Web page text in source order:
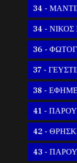
34 -
34 -
36 -
37 -
38 -
41 -
42 -
43 -